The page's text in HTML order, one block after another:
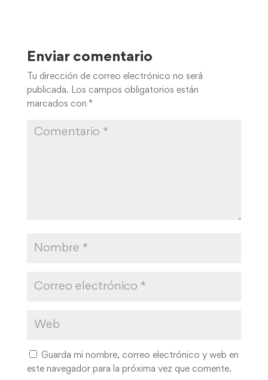
Enviar comentario
Tu dirección de correo electrónico no será
publicada.
Los campos obligatorios están
marcados con *
Guarda mi nombre, correo electrónico y web en
este navegador para la próxima vez que comente.